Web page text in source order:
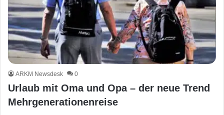
ARKM Newsdesk 0
Urlaub mit Oma und Opa – der neue Trend
Mehrgenerationenreise